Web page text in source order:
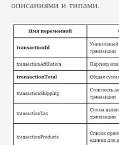
описаниями и типами.